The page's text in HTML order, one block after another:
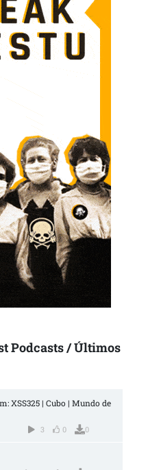
Podcasts / Últimos
XSS325 | Cubo | Mundo de
3 0 0